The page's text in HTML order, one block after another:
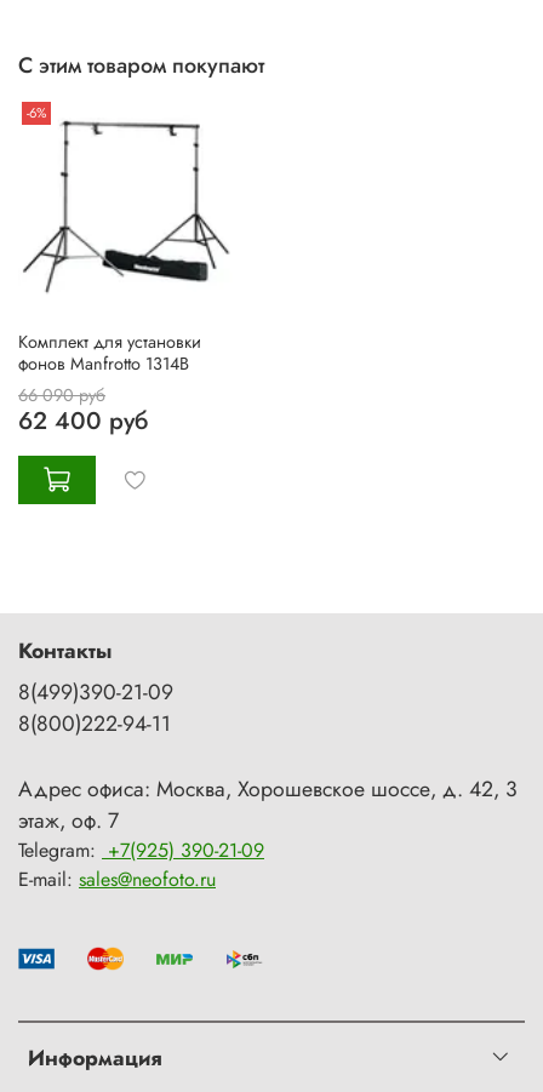
С этим товаром покупают
-6%
Комплект для установки
фонов Manfrotto 1314B
66 090 руб
62 400 руб
Информация
Контакты
8(499)390-21-09
8(800)222-94-11
Адрес офиса: Москва, Хорошевское шоссе, д. 42, 3
этаж, оф. 7
Telegram: +7(925) 390-21-09
E-mail: sales@neofoto.ru